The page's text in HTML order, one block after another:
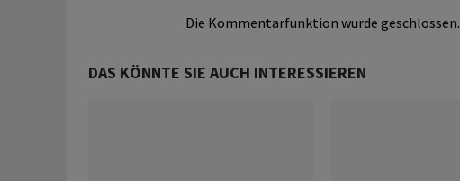
Die Kommentarfunktion wurde geschlossen.
DAS KÖNNTE SIE AUCH INTERESSIEREN